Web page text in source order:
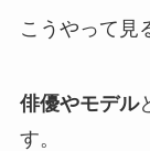
こうやって見
俳優やモデル
す。